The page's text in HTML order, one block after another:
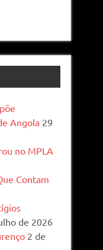
Angola 29
no MPLA
Contam
de 2026
2 de